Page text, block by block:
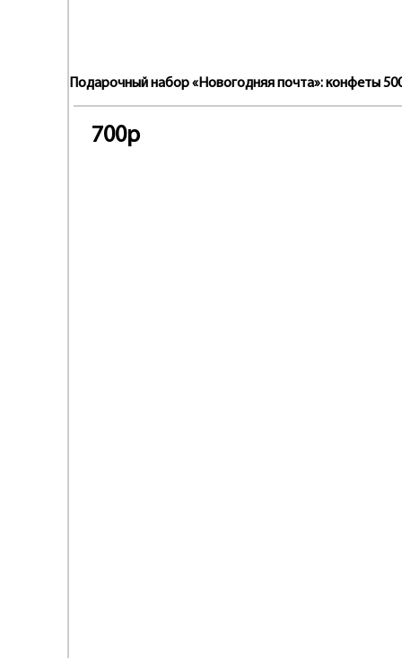
Подарочный набор «Новогодняя почта»: конфеты
700р